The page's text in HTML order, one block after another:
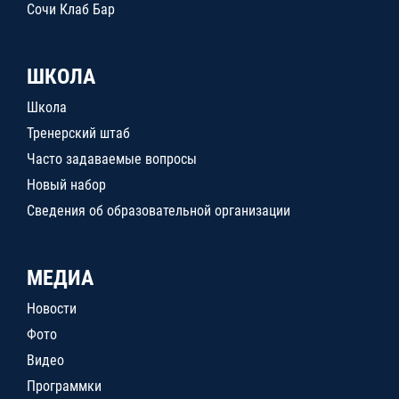
Сочи Клаб Бар
ШКОЛА
Школа
Тренерский штаб
Часто задаваемые вопросы
Новый набор
Сведения об образовательной организации
МЕДИА
Новости
Фото
Видео
Программки